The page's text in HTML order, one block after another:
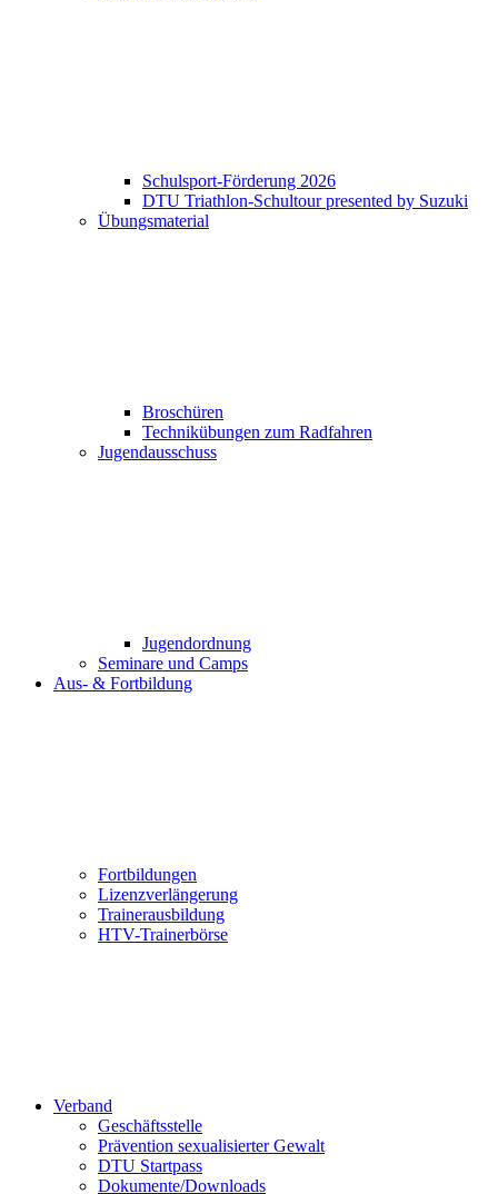
Schulsport-Förderung 2026
DTU Triathlon-Schultour presented by Suzuki
Übungsmaterial
Broschüren
Technikübungen zum Radfahren
Jugendausschuss
Jugendordnung
Seminare und Camps
Aus- & Fortbildung
Fortbildungen
Lizenzverlängerung
Trainerausbildung
HTV-Trainerbörse
Verband
Geschäftsstelle
Prävention sexualisierter Gewalt
DTU Startpass
Dokumente/Downloads